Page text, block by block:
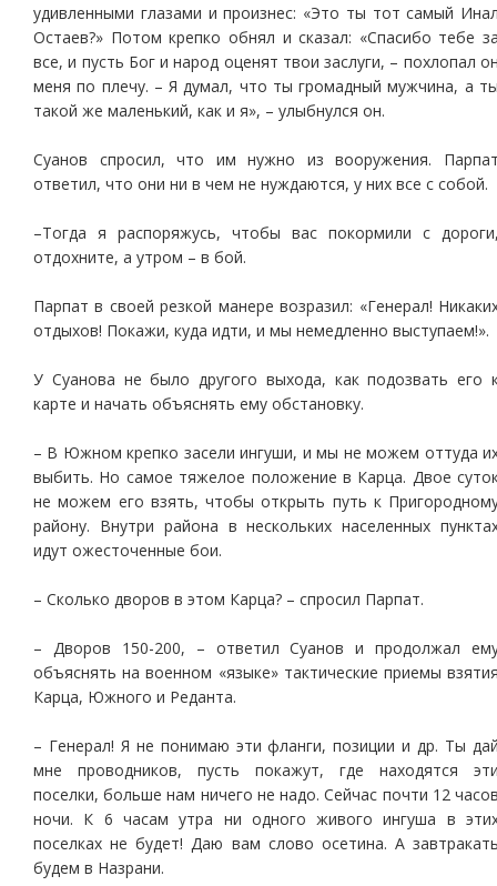
удивленными глазами и произнес: «Это ты тот самый
Остаев?» Потом крепко обнял и сказал: «Спасибо тебе
все, и пусть Бог и народ оценят твои заслуги, – похлопал
меня по плечу. – Я думал, что ты громадный мужчина, а
такой же маленький, как и я», – улыбнулся он.
Суанов спросил, что им нужно из вооружения.
ответил, что они ни в чем не нуждаются, у них все с собой.
–Тогда я распоряжусь, чтобы вас покормили с
отдохните, а утром – в бой.
Парпат в своей резкой манере возразил: «Генерал!
отдыхов! Покажи, куда идти, и мы немедленно выступаем!».
У Суанова не было другого выхода, как подозвать его
карте и начать объяснять ему обстановку.
– В Южном крепко засели ингуши, и мы не можем оттуда
выбить. Но самое тяжелое положение в Карца. Двое
не можем его взять, чтобы открыть путь к
району. Внутри района в нескольких населенных
идут ожесточенные бои.
– Сколько дворов в этом Карца? – спросил Парпат.
– Дворов 150-200, – ответил Суанов и продолжал
объяснять на военном «языке» тактические приемы
Карца, Южного и Реданта.
– Генерал! Я не понимаю эти фланги, позиции и др. Ты
мне проводников, пусть покажут, где находятся
поселки, больше нам ничего не надо. Сейчас почти 12
ночи. К 6 часам утра ни одного живого ингуша в
поселках не будет! Даю вам слово осетина. А
будем в Назрани.